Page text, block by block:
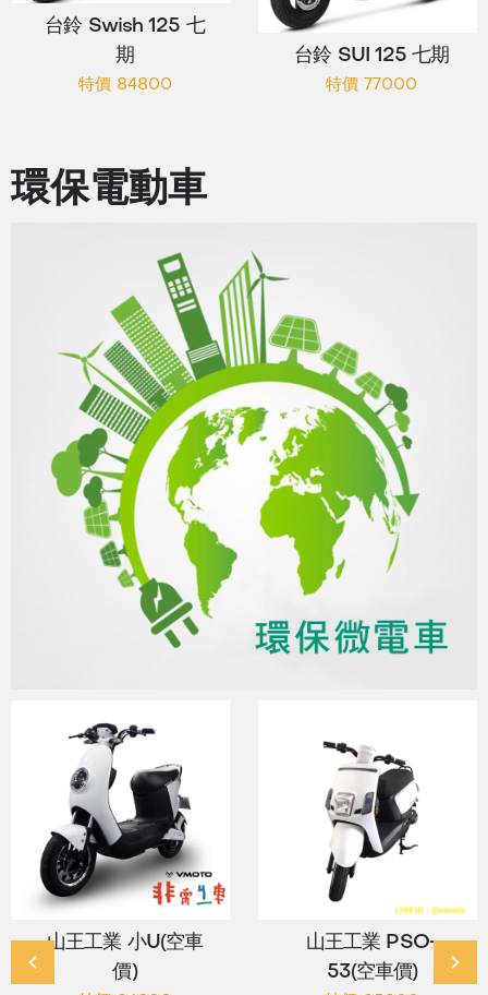
台鈴 Swish 125 七
期
特價 84800
台鈴 SUI 125 七期
特價 77000
環保電動車
山王工業 小U(空車
價)
山王工業 PSO-
53(空車價)